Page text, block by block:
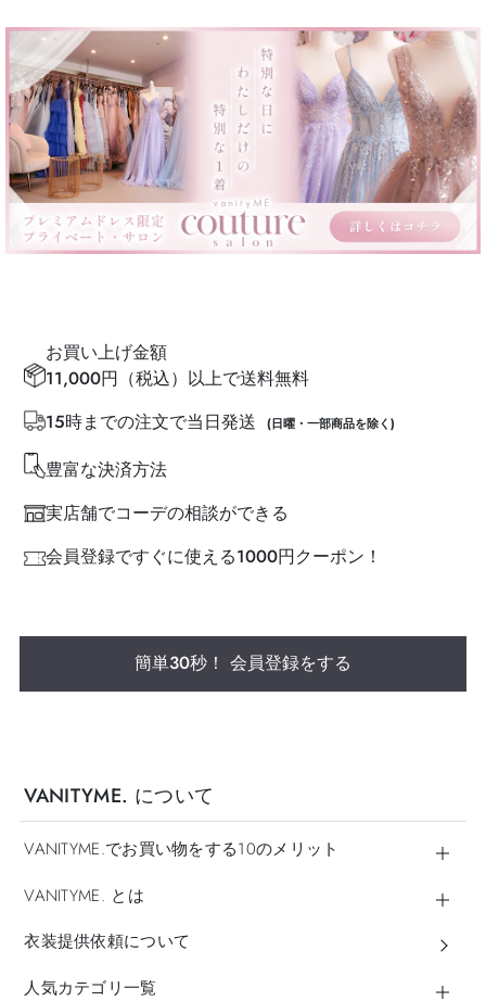
お買い上げ金額
11,000円（税込）以上で送料無料
15時までの注文で当日発送
(日曜・一部商品を除く)
豊富な決済方法
実店舗でコーデの相談ができる
会員登録ですぐに使える1000円クーポン！
簡単30秒！ 会員登録をする
VANITYME. について
VANITYME.でお買い物をする10のメリット
VANITYME. とは
衣装提供依頼について
人気カテゴリ一覧